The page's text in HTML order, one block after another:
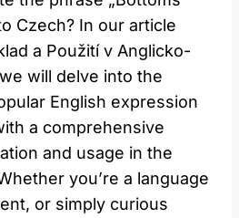
Czech? In our article
a Použití v Anglicko-
will delve into the
English expression
a comprehensive
and usage in the
you’re a language
or simply curious